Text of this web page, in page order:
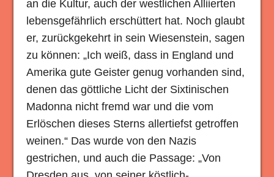
an die Kultur, auch der westlichen Alliierten
lebensgefährlich erschüttert hat. Noch glaubt
er, zurückgekehrt in sein Wiesenstein, sagen
zu können: „Ich weiß, dass in England und
Amerika gute Geister genug vorhanden sind,
denen das göttliche Licht der Sixtinischen
Madonna nicht fremd war und die vom
Erlöschen dieses Sterns allertiefst getroffen
weinen.“ Das wurde von den Nazis
gestrichen, und auch die Passage: „Von